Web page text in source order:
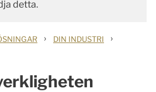
detta.
› DIN INDUSTRI ›